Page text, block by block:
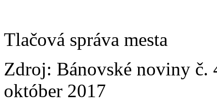
Tlačová správa mesta
Zdroj: Bánovské noviny č.
október 2017